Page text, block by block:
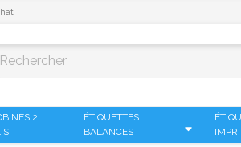
2
ÉTIQUETTES
BALANCES